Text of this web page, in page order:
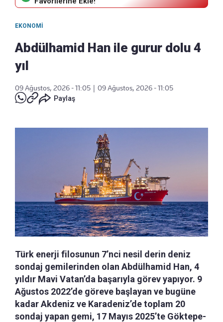
EKONOMI
Abdülhamid Han ile gurur dolu 4
yıl
09 Ağustos, 2026 - 11:05
09 Ağustos, 2026 - 11:05
Paylaş
Türk enerji filosunun 7’nci nesil derin deniz
sondaj gemilerinden olan Abdülhamid Han, 4
yıldır Mavi Vatan’da başarıyla görev yapıyor. 9
Ağustos 2022’de göreve başlayan ve bugüne
kadar Akdeniz ve Karadeniz’de toplam 20
sondaj yapan gemi, 17 Mayıs 2025’te Göktepe-